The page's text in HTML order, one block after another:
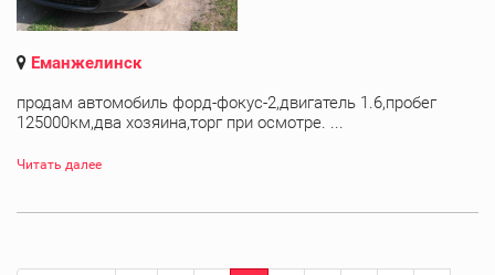
Еманжелинск
продам автомобиль форд-фокус-2,двигатель 1.6,пробег
125000км,два хозяина,торг при осмотре. ...
Читать далее